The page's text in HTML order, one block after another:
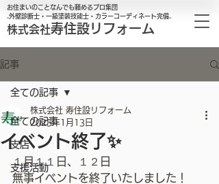
株式会社寿住設リフォーム
お住まいのことなんでも頼めるプロ集団
₋外壁診断士・一級塗装技能士・カラーコーディネート完備₋
記事
全ての記事
支店
支援活動
全ての記事
イベント終了✨
株式会社 寿住設リフォーム
2025年1月13日
１月１１日、１２日
無事イベントを終了いたしました！